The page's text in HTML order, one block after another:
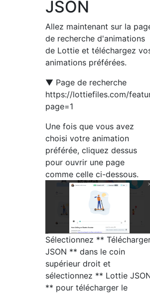
JSON
Allez maintenant sur la
de recherche d'animations
de Lottie et téléchargez
animations préférées.
▼ Page de recherche
https://lottiefiles.com/
page=1
Une fois que vous avez
choisi votre animation
préférée, cliquez dessus
pour ouvrir une page
comme celle ci-dessous.
Sélectionnez **
JSON ** dans le coin
supérieur droit et
sélectionnez ** Lottie
** pour télécharger le